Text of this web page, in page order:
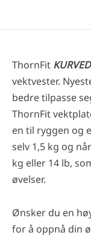
ThornFit
vektvester.
bedre tilpasse
ThornFit
en til ryggen og
selv 1,5 kg og
kg eller 14 lb,
øvelser.
Ønsker du en
for å oppnå din